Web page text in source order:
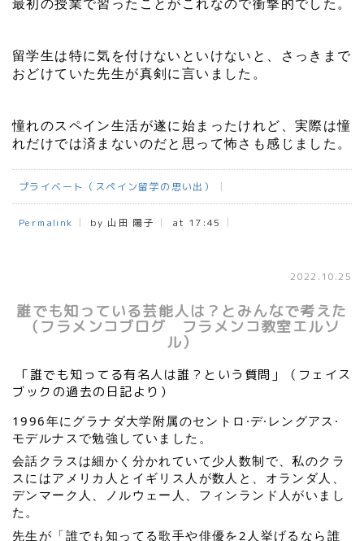
留学生は特に気を付けないといけないと、さっきまで
おどけていた先生が真剣に言いました。
憧れのスペイン生活が遂に始まったけれど、実際は憧
れだけでは済まないのだと思って怖さも感じました。
プライベート（スペイン留学の思い出）
Permalink by 山田 陽子 at 17:45
2022.10.25
誰でも知っている芸能人は？とみんなで考えた
（フラメンコブログ フラメンコ教室エルソ
ル）
「誰でも知ってる有名人は誰？という質問」（フェイス
ブックの過去の日記より）
1996年にグラナダ大学附属のセントロ·デ·レングアス·
モデルナスで勉強していました。
会話クラスは細かく分かれていて少人数制で、私のクラ
スにはアメリカ人とイギリス人が数人と、オランダ人、
デンマーク人、ノルウェー人、フィンランド人がいまし
た。
先生が「誰でも知ってる歌手や俳優を2人挙げるなら誰